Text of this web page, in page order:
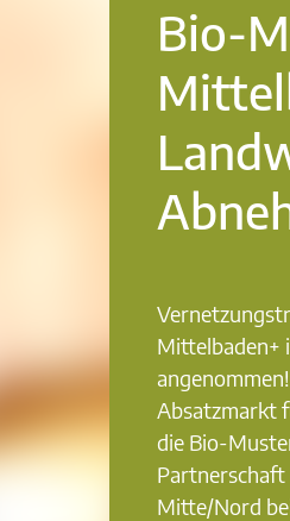
Bio-
Mittelbaden+
Absatzmarkt
die Bio-
Mitte/Nord